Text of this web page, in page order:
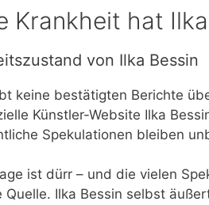
Krankheit hat
von Ilka Bessin
keine bestätigten Berichte
Künstler-Website Ilka
Spekulationen bleiben
ist dürr – und die vielen
Quelle. Ilka Bessin selbst